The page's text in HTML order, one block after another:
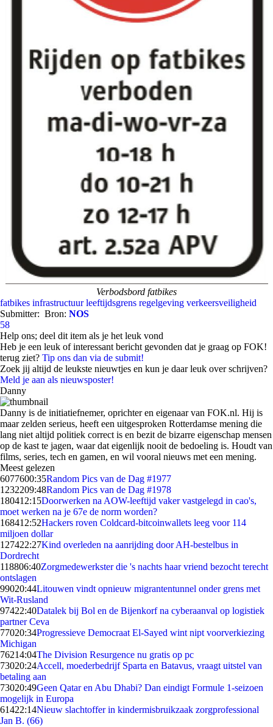
Verbodsbord fatbikes
fatbikes infrastructuur leeftijdsgrens regelgeving verkeersveiligheid
Submitter: Bron: NOS
58
Help ons; deel dit item als je het leuk vond
Heb je een leuk of interessant bericht gevonden dat je graag op FOK!
terug ziet? Tip ons dan via de submit!
Zoek jij altijd de leukste nieuwtjes en kun je daar leuk over schrijven?
Meld je aan als nieuwsposter!
Danny
Danny is de initiatiefnemer, oprichter en eigenaar van FOK.nl. Hij is
maar zelden serieus, heeft een uitgesproken Rotterdamse mening die
lang niet altijd politiek correct is en bezit de bizarre eigenschap mensen
op de kast te jagen, waar dat eigenlijk nooit de bedoeling is. Houdt van
films, series, tech en gamen, en wil vooral nieuws met een mening.
Meest gelezen
6077600:35Random Pics van de Dag #1977
1232209:48Random Pics van de Dag #1978
180412:15Doorwerken na AOW-leeftijd vaker vastgelegd in cao's,
moet werken na je 67e de norm worden?
168412:52Hackers roven Coldcard-bitcoinwallets leeg voor 114
miljoen dollar
127422:27Kind overleden na aanrijding door AH-bestelbus in
Dordrecht
118806:40Zorgmedewerkster die 's nachts haar vriend bezocht terecht
ontslagen
99020:44Litouwen vindt opnieuw migrantentunnel onder grens met
Wit-Rusland
97422:40Datalek bij Bol en de Bijenkorf na cyberaanval op logistiek
partner Ceva
77020:34Progressieve Democraat El-Sayed wint nipt voorverkiezing
Michigan
76214:04The Division Resurgence nu gratis op pc
73020:24Accell, moederbedrijf Sparta en Batavus, vraagt uitstel van
betaling aan
73020:49Geen Qatar en Abu Dhabi? Dan eindigt Formule 1-seizoen
mogelijk in Europa
61422:14Nieuw slachtoffer in kindermisbruikzaak zorgprofessional
Jan B. (66)